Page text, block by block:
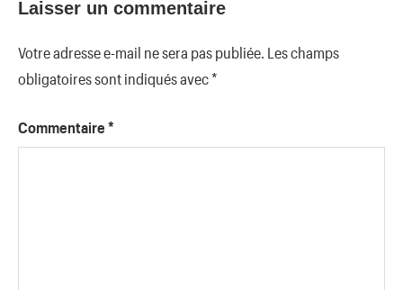
Laisser un commentaire
Votre adresse e-mail ne sera pas publiée. Les champs
obligatoires sont indiqués avec*
Commentaire *